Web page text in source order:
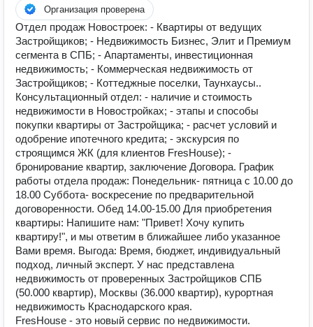
Организация проверена
Отдел продаж Новостроек: - Квартиры от ведущих
Застройщиков; - Недвижимость Бизнес, Элит и Премиум
сегмента в СПБ; - Апартаменты, инвестиционная
недвижимость; - Коммерческая недвижимость от
Застройщиков; - Коттеджные поселки, Таунхаусы..
Консультационный отдел: - наличие и стоимость
недвижимости в Новостройках; - этапы и способы
покупки квартиры от Застройщика; - расчет условий и
одобрение ипотечного кредита; - экскурсия по
строящимся ЖК (для клиентов FresHouse); -
бронирование квартир, заключение Договора. График
работы отдела продаж: Понедельник- пятница с 10.00 до
18.00 Суббота- воскресение по предварительной
договоренности. Обед 14.00-15.00 Для приобретения
квартиры: Напишите нам: "Привет! Хочу купить
квартиру!", и мы ответим в ближайшее либо указанное
Вами время. Выгода: Время, бюджет, индивидуальный
подход, личный эксперт. У нас представлена
недвижимость от проверенных Застройщиков СПБ
(50.000 квартир), Москвы (36.000 квартир), курортная
недвижимость Краснодарского края.
FresHouse - это новый сервис по недвижимости.